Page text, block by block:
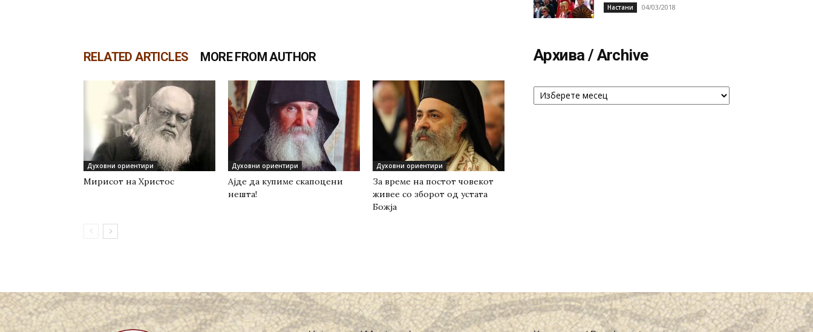
RELATED ARTICLES MORE FROM AUTHOR
Духовни ориентири
Мирисот на Христос
Духовни ориентири
Ајде да купиме скапоцени
нешта!
Духовни ориентири
За време на постот човекот
живее со зборот од устата
Божја
Настани 04/03/2018
Архива / Archive
Архива